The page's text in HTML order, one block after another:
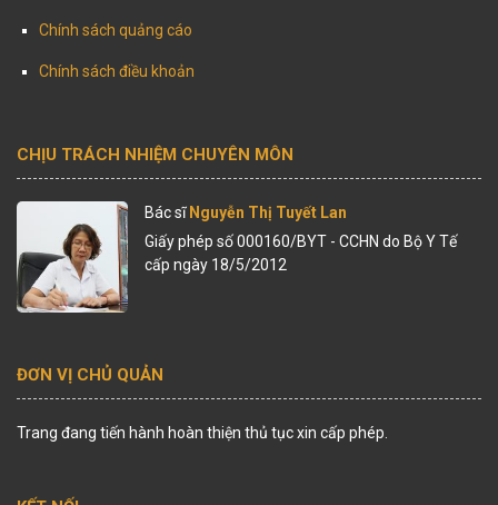
Chính sách quảng cáo
Chính sách điều khoản
CHỊU TRÁCH NHIỆM CHUYÊN MÔN
Bác sĩ Nguyễn Thị Tuyết Lan
Giấy phép số 000160/BYT - CCHN do Bộ Y Tế
cấp ngày 18/5/2012
ĐƠN VỊ CHỦ QUẢN
Trang đang tiến hành hoàn thiện thủ tục xin cấp phép.